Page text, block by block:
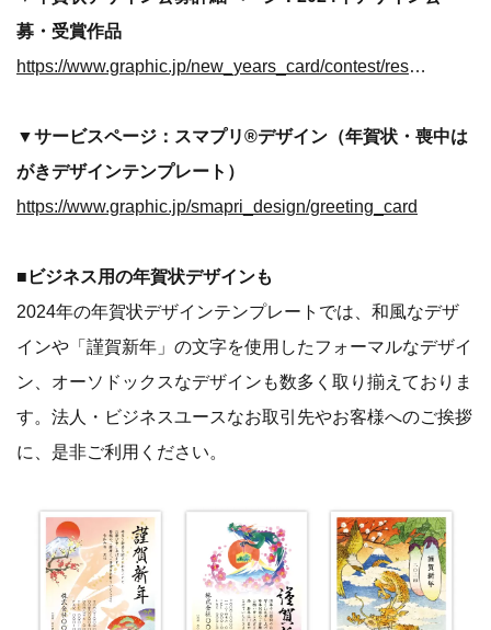
募・受賞作品
▼サービスページ：スマプリ®デザイン（年賀状・喪中は
がきデザインテンプレート）
https://www.graphic.jp/smapri_design/greeting_card
■ビジネス用の年賀状デザインも
2024年の年賀状デザインテンプレートでは、和風なデザ
インや「謹賀新年」の文字を使用したフォーマルなデザイ
ン、オーソドックスなデザインも数多く取り揃えておりま
す。法人・ビジネスユースなお取引先やお客様へのご挨拶
に、是非ご利用ください。